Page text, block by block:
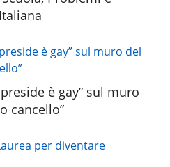
è gay” sul muro
cancello”